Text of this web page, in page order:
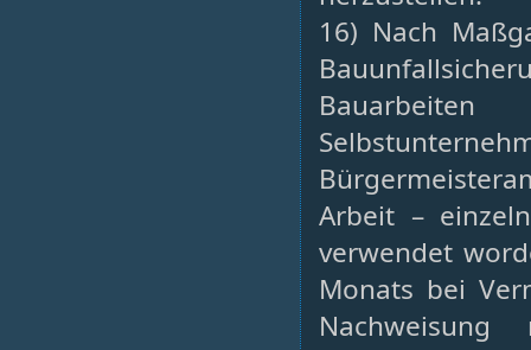
16) Nach
Arbeit –
verwendet
Monats bei